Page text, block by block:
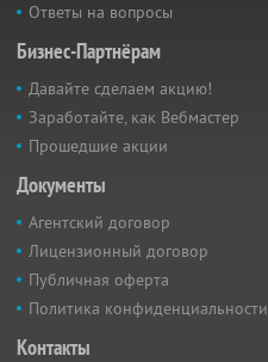
Ответы на вопросы
Бизнес-Партнёрам
Давайте сделаем акцию!
Заработайте, как Вебмастер
Прошедшие акции
Документы
Агентский договор
Лицензионный договор
Публичная оферта
Политика конфиденциальности
Контакты